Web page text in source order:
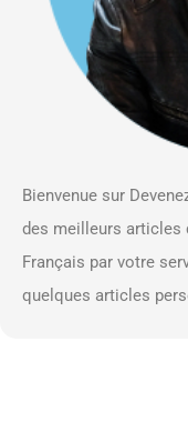
Bienvenue sur
des meilleurs articles
Français par votre
quelques articles